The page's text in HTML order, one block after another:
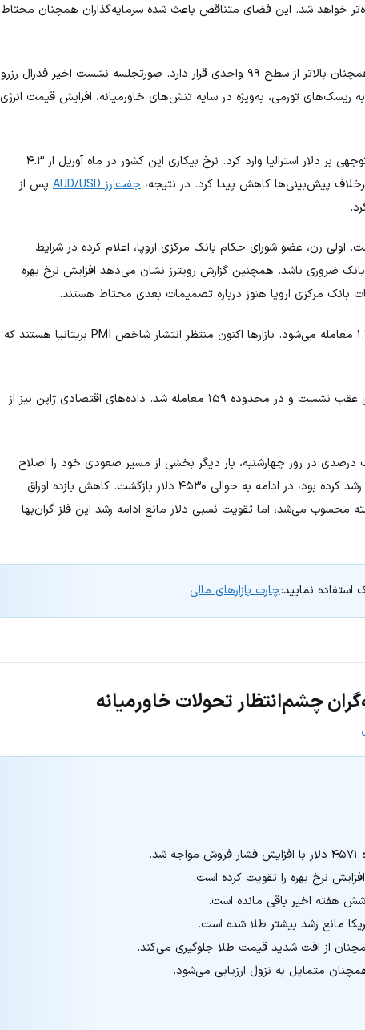
خواهد شد. این فضای متناقض باعث شده سرمایه‌گذاران همچنان محتاط
پس از افت محدود روز چهارشنبه، همچنان بالاتر از سطح ۹۹ واحدی قرار دارد. صورتجلسه نشست اخیر فدرال رزرو
تورمی، به‌ویژه در سایه تنش‌های خاورمیانه، افزایش قیمت انرژی
در بازار ارز، داده‌های ضعیف اشتغال استرالیا فشار قابل توجهی بر دلار استرالیا وارد کرد. نرخ بیکاری این کشور در ماه آوریل از ۴.۳
جفت‌ارز AUD/USD
پس از
از سطح ۱.۱۶۰۰ باقی مانده است. اولی رن، عضو شورای حکام بانک مرکزی اروپا، اعلام کرده در شرایط
ضروری باشد. همچنین گزارش رویترز نشان می‌دهد افزایش نرخ بهره
مرکزی اروپا هنوز درباره تصمیمات بعدی محتاط هستند.
نیز در محدوده‌ای محدود زیر سطح ۱.۳۴۵۰ معامله می‌شود. بازارها اکنون منتظر انتشار شاخص PMI بریتانیا هستند که
پس از هفت روز رشد متوالی اندکی عقب نشست و در محدوده ۱۵۹ معامله شد. داده‌های اقتصادی ژاپن نیز از
در روز چهارشنبه، بار دیگر بخشی از مسیر صعودی خود را اصلاح
کرد. طلا که در معاملات آسیایی تا محدوده ۴۵۷۰ دلار رشد کرده بود، در ادامه به حوالی ۴۵۳۰ دلار بازگشت. کاهش بازده اوراق
محسوب می‌شد، اما تقویت نسبی دلار مانع ادامه رشد این فلز گران‌بها
استفاده نمایید:چارت بازارهای مالی
چشم‌انتظار تحولات خاورمیانه
نرخ بهره را تقویت کرده است.
شش هفته اخیر باقی مانده است.
مانع رشد بیشتر طلا شده است.
از افت شدید قیمت طلا جلوگیری می‌کند.
متمایل به نزول ارزیابی می‌شود.